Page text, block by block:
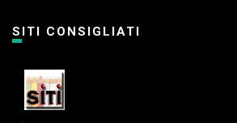
SITI CONSIGLIATI